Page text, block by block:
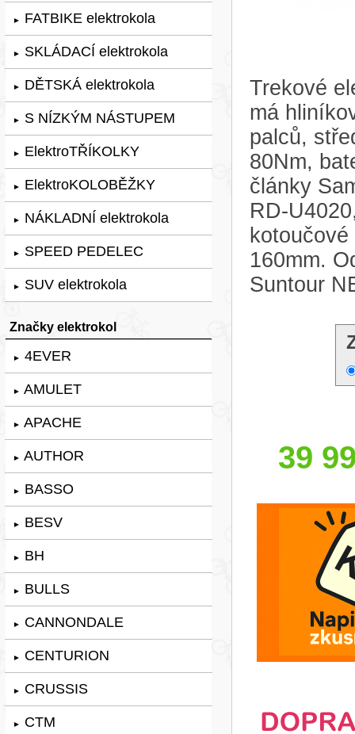
► FATBIKE elektrokola
► SKLÁDACÍ elektrokola
► DĚTSKÁ elektrokola
► S NÍZKÝM NÁSTUPEM
► ElektroTŘÍKOLKY
► ElektroKOLOBĚŽKY
► NÁKLADNÍ elektrokola
► SPEED PEDELEC
► SUV elektrokola
Značky elektrokol
► 4EVER
► AMULET
► APACHE
► AUTHOR
► BASSO
► BESV
► BH
► BULLS
► CANNONDALE
► CENTURION
► CRUSSIS
► CTM
Trekové
má
palců,
80Nm,
články
RD-
160mm.
Suntour
39